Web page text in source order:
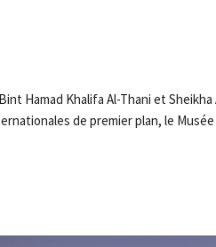
Hamad Khalifa Al-Thani et
de premier plan, le